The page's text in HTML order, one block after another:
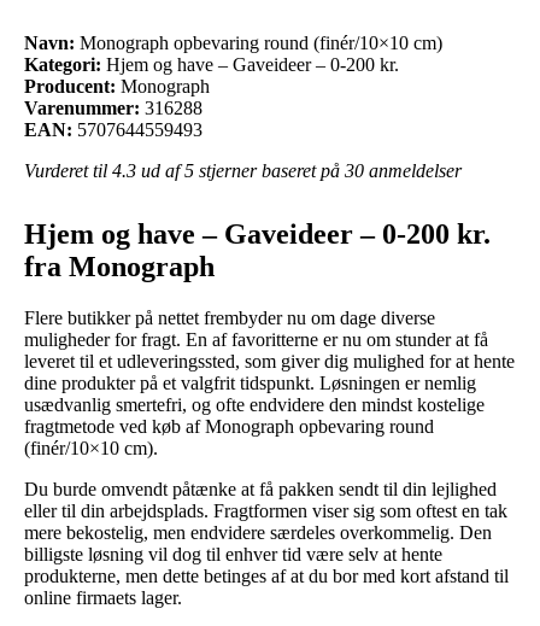
Navn: Monograph opbevaring round (finér/10×10 cm)
Kategori: Hjem og have – Gaveideer – 0-200 kr.
Producent: Monograph
Varenummer: 316288
EAN: 5707644559493
Vurderet til 4.3 ud af 5 stjerner baseret på 30 anmeldelser
Hjem og have – Gaveideer – 0-200 kr.
fra Monograph
Flere butikker på nettet frembyder nu om dage diverse
muligheder for fragt. En af favoritterne er nu om stunder at få
leveret til et udleveringssted, som giver dig mulighed for at hente
dine produkter på et valgfrit tidspunkt. Løsningen er nemlig
usædvanlig smertefri, og ofte endvidere den mindst kostelige
fragtmetode ved køb af Monograph opbevaring round
(finér/10×10 cm).
Du burde omvendt påtænke at få pakken sendt til din lejlighed
eller til din arbejdsplads. Fragtformen viser sig som oftest en tak
mere bekostelig, men endvidere særdeles overkommelig. Den
billigste løsning vil dog til enhver tid være selv at hente
produkterne, men dette betinges af at du bor med kort afstand til
online firmaets lager.